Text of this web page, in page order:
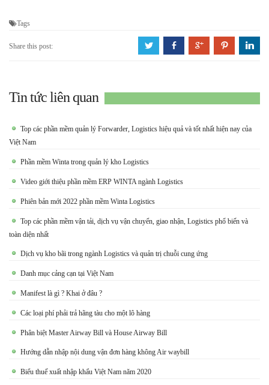
Tags
Share this post: a b c d j
Tin tức liên quan
Top các phần mềm quản lý Forwarder, Logistics hiệu quả và tốt nhất hiện nay của
Việt Nam
Phần mềm Winta trong quản lý kho Logistics
Video giới thiệu phần mềm ERP WINTA ngành Logistics
Phiên bản mới 2022 phần mềm Winta Logistics
Top các phần mềm vận tải, dịch vụ vận chuyển, giao nhận, Logistics phổ biến và
toàn diện nhất
Dịch vụ kho bãi trong ngành Logistics và quản trị chuỗi cung ứng
Danh mục cảng cạn tại Việt Nam
Manifest là gì ? Khai ở đâu ?
Các loại phí phải trả hãng tàu cho một lô hàng
Phân biệt Master Airway Bill và House Airway Bill
Hướng dẫn nhập nội dung vận đơn hàng không Air waybill
Biểu thuế xuất nhập khẩu Việt Nam năm 2020